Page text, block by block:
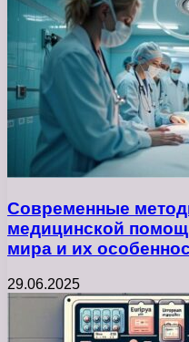
Современные
медицинской
мира и их
29.06.2025